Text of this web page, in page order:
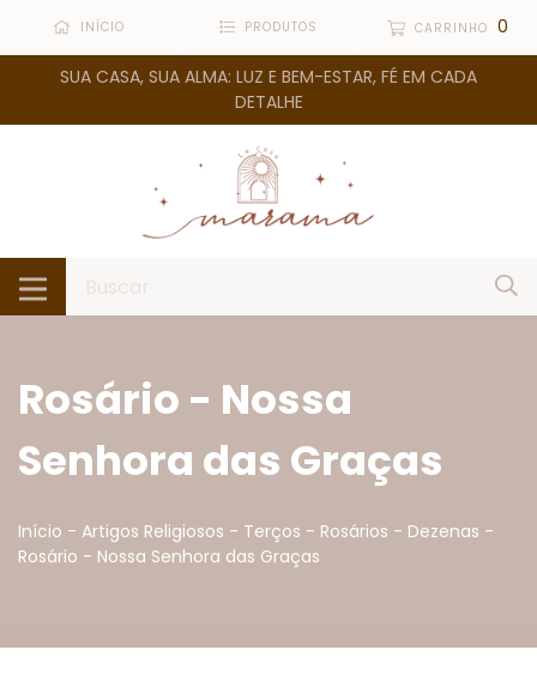
INÍCIO PRODUTOS CARRINHO 0
SUA CASA, SUA ALMA: LUZ E BEM-ESTAR, FÉ EM CADA
DETALHE
Rosário - Nossa
Senhora das Graças
Início - Artigos Religiosos - Terços - Rosários - Dezenas -
Rosário - Nossa Senhora das Graças